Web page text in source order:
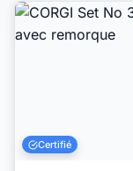
Certifié